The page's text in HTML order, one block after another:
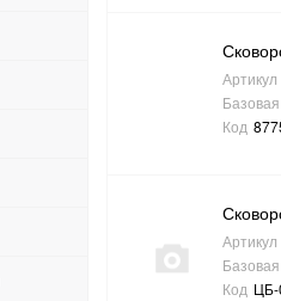
Артикул
Код
Артикул
Код ЦБ-